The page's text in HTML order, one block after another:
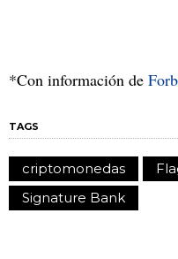
*Con información de
TAGS
criptomonedas
Signature Bank